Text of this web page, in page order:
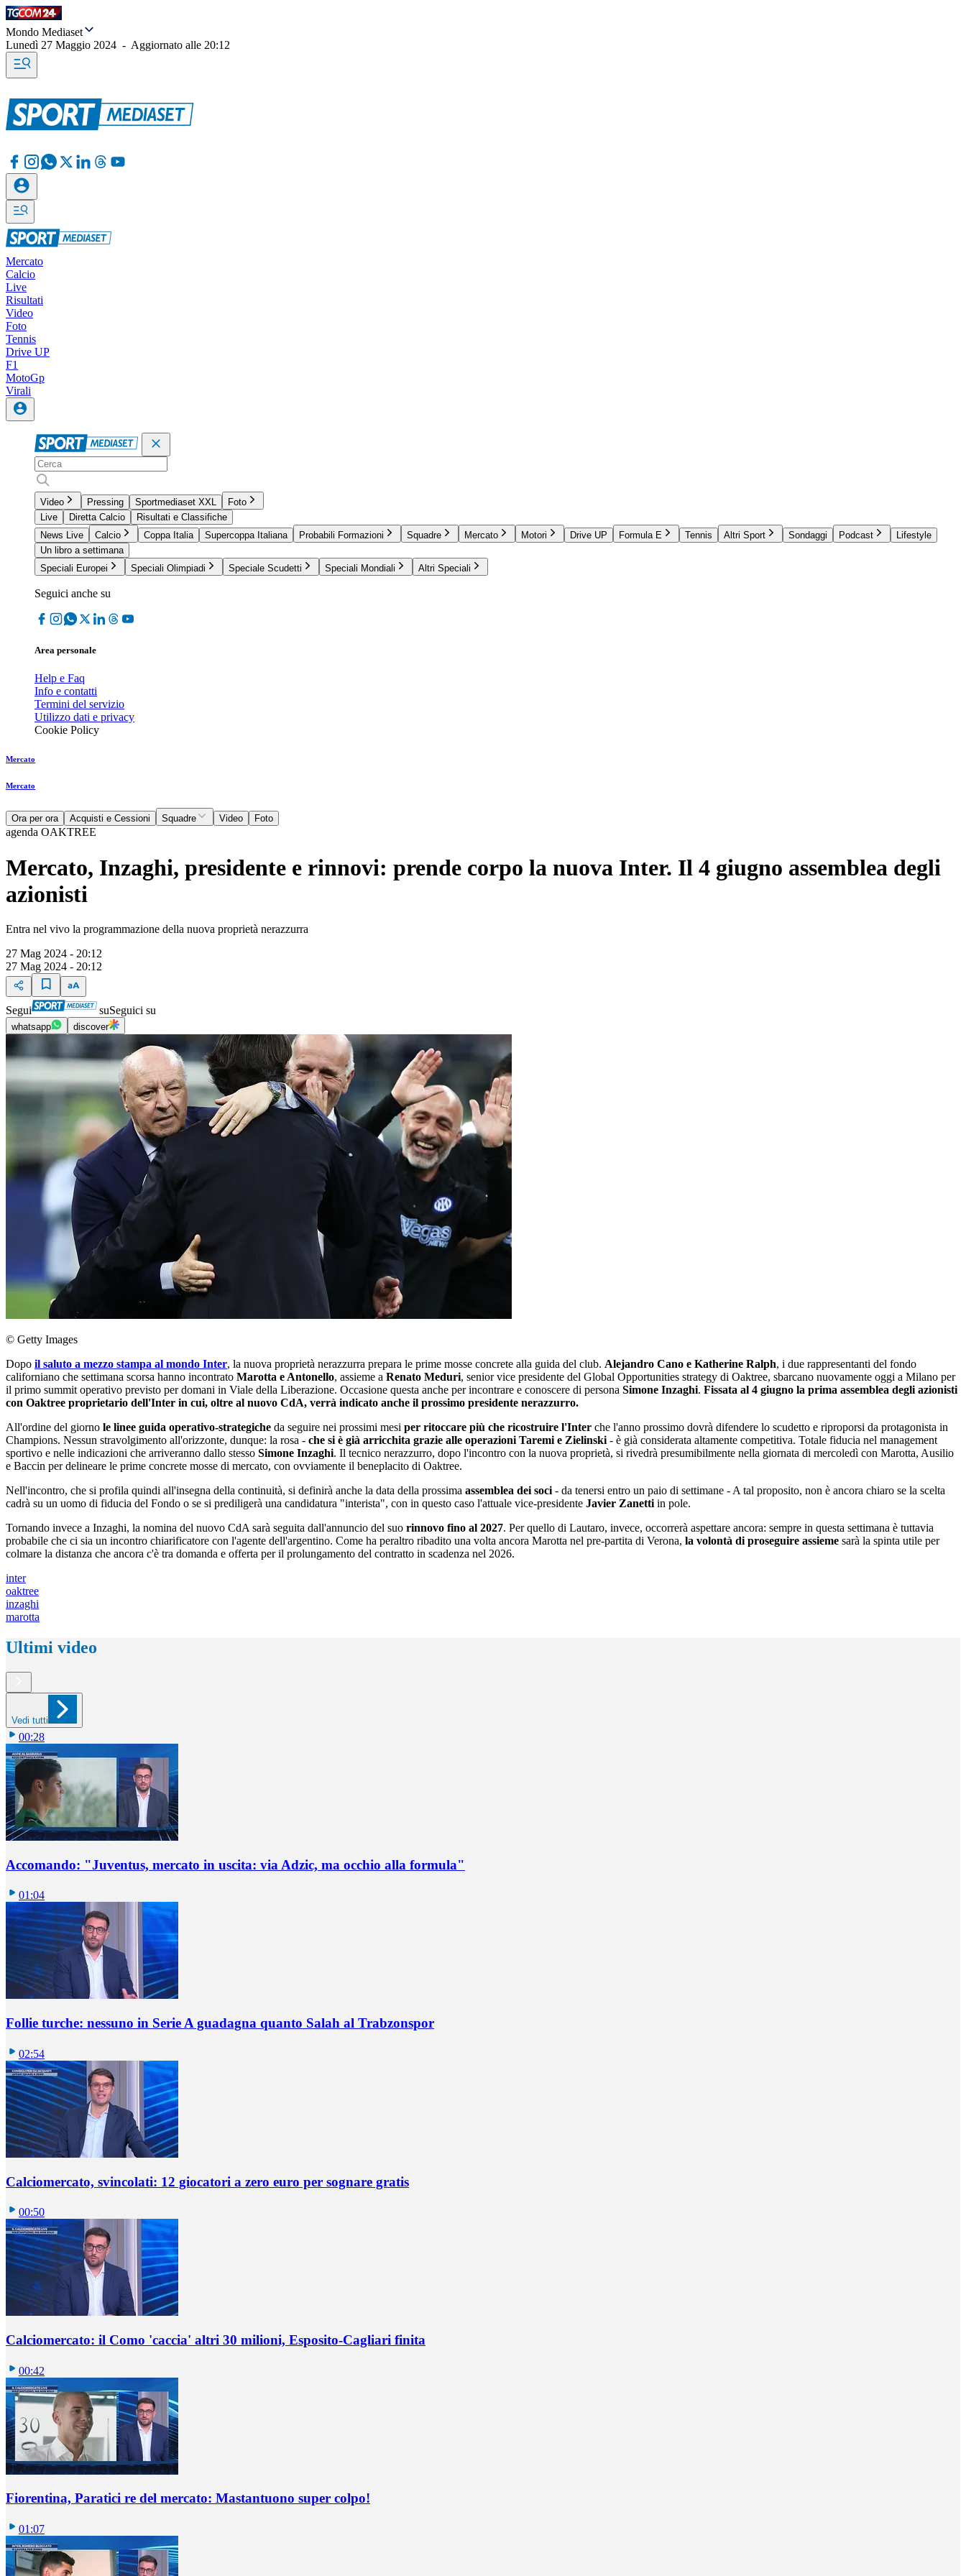
Mondo Mediaset
Lunedì 27 Maggio 2024 - Aggiornato alle 20:12
Mercato
Calcio
Live
Risultati
Video
Foto
Tennis
Drive UP
F1
MotoGp
Virali
Video Pressing Sportmediaset XXL
Foto
Live
Diretta Calcio
Risultati e Classifiche
News Live
Calcio Coppa Italia Supercoppa Italiana Probabili Formazioni Squadre Mercato Motori Drive UP Formula E Tennis Altri Sport Sondaggi Podcast
Lifestyle
Un libro a settimana
Speciali Europei
Speciali Olimpiadi Speciale Scudetti Speciali Mondiali Altri Speciali
Seguici anche su
Area personale
Help e Faq
Info e contatti
Termini del servizio
Utilizzo dati e privacy
Cookie Policy
Mercato
Mercato
Ora per ora Acquisti e Cessioni Squadre Video Foto
agenda OAKTREE
Mercato, Inzaghi, presidente e rinnovi: prende corpo la nuova Inter. Il 4 giugno assemblea degli
azionisti
Entra nel vivo la programmazione della nuova proprietà nerazzurra
27 Mag 2024 - 20:12
27 Mag 2024 - 20:12
Segui suSeguici su
whatsapp discover
© Getty Images
Dopo il saluto a mezzo stampa al mondo Inter, la nuova proprietà nerazzurra prepara le prime mosse concrete alla guida del club. Alejandro Cano e Katherine Ralph, i due rappresentanti del fondo
californiano che settimana scorsa hanno incontrato Marotta e Antonello, assieme a Renato Meduri, senior vice presidente del Global Opportunities strategy di Oaktree, sbarcano nuovamente oggi a Milano per
il primo summit operativo previsto per domani in Viale della Liberazione. Occasione questa anche per incontrare e conoscere di persona Simone Inzaghi. Fissata al 4 giugno la prima assemblea degli azionisti
con Oaktree proprietario dell'Inter in cui, oltre al nuovo CdA, verrà indicato anche il prossimo presidente nerazzurro.
All'ordine del giorno le linee guida operativo-strategiche da seguire nei prossimi mesi per ritoccare più che ricostruire l'Inter che l'anno prossimo dovrà difendere lo scudetto e riproporsi da protagonista in
Champions. Nessun stravolgimento all'orizzonte, dunque: la rosa - che si è già arricchita grazie alle operazioni Taremi e Zielinski - è già considerata altamente competitiva. Totale fiducia nel management
sportivo e nelle indicazioni che arriveranno dallo stesso Simone Inzaghi. Il tecnico nerazzurro, dopo l'incontro con la nuova proprietà, si rivedrà presumibilmente nella giornata di mercoledì con Marotta, Ausilio
e Baccin per delineare le prime concrete mosse di mercato, con ovviamente il beneplacito di Oaktree.
Nell'incontro, che si profila quindi all'insegna della continuità, si definirà anche la data della prossima assemblea dei soci - da tenersi entro un paio di settimane - A tal proposito, non è ancora chiaro se la scelta
cadrà su un uomo di fiducia del Fondo o se si prediligerà una candidatura "interista", con in questo caso l'attuale vice-presidente Javier Zanetti in pole.
Tornando invece a Inzaghi, la nomina del nuovo CdA sarà seguita dall'annuncio del suo rinnovo fino al 2027. Per quello di Lautaro, invece, occorrerà aspettare ancora: sempre in questa settimana è tuttavia
probabile che ci sia un incontro chiarificatore con l'agente dell'argentino. Come ha peraltro ribadito una volta ancora Marotta nel pre-partita di Verona, la volontà di proseguire assieme sarà la spinta utile per
colmare la distanza che ancora c'è tra domanda e offerta per il prolungamento del contratto in scadenza nel 2026.
inter
oaktree
inzaghi
marotta
Ultimi video
Vedi tutti
00:28
Accomando: "Juventus, mercato in uscita: via Adzic, ma occhio alla formula"
01:04
Follie turche: nessuno in Serie A guadagna quanto Salah al Trabzonspor
02:54
Calciomercato, svincolati: 12 giocatori a zero euro per sognare gratis
00:50
Calciomercato: il Como 'caccia' altri 30 milioni, Esposito-Cagliari finita
00:42
Fiorentina, Paratici re del mercato: Mastantuono super colpo!
01:07